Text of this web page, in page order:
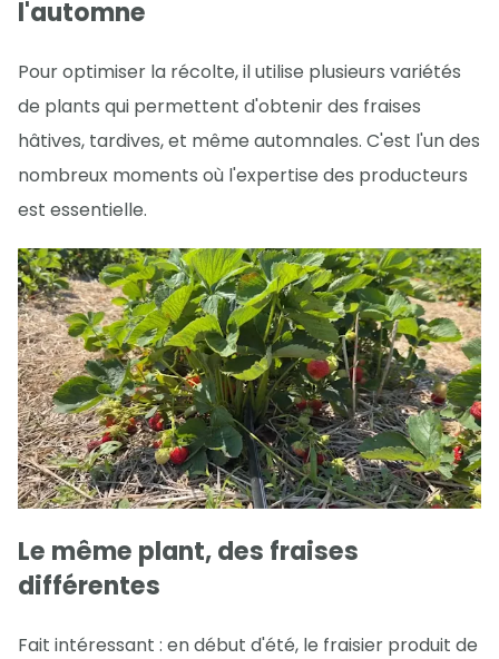
l'automne
Pour optimiser la récolte, il utilise plusieurs variétés
de plants qui permettent d'obtenir des fraises
hâtives, tardives, et même automnales. C'est l'un des
nombreux moments où l'expertise des producteurs
est essentielle.
Le même plant, des fraises
différentes
Fait intéressant : en début d'été, le fraisier produit de